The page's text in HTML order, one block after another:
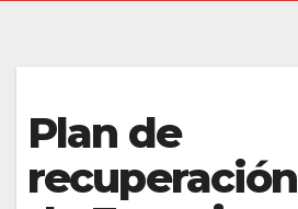
Plan de
recuperación